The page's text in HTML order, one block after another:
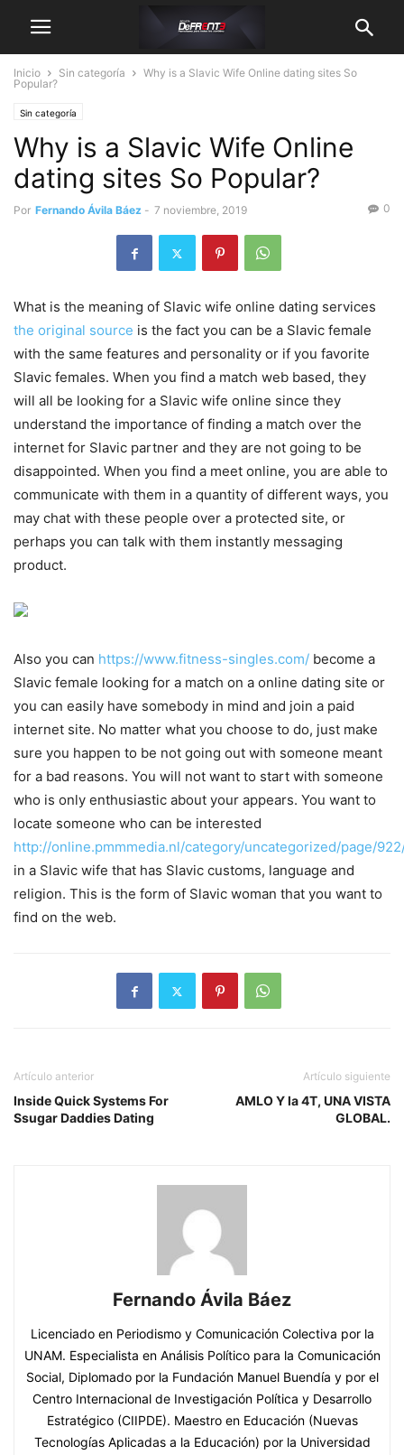
Inicio Sin categoría
Why is a Slavic Wife Online dating sites So
Popular?
Sin categoría
Why is a Slavic Wife Online
dating sites So Popular?
Por Fernando Ávila Báez - 7 noviembre, 2019 0
What is the meaning of Slavic wife online dating services
the original source is the fact you can be a Slavic female
with the same features and personality or if you favorite
Slavic females. When you find a match web based, they
will all be looking for a Slavic wife online since they
understand the importance of finding a match over the
internet for Slavic partner and they are not going to be
disappointed. When you find a meet online, you are able to
communicate with them in a quantity of different ways, you
may chat with these people over a protected site, or
perhaps you can talk with them instantly messaging
product.
Also you can https://www.fitness-singles.com/ become a
Slavic female looking for a match on a online dating site or
you can easily have somebody in mind and join a paid
internet site. No matter what you choose to do, just make
sure you happen to be not going out with someone meant
for a bad reasons. You will not want to start with someone
who is only enthusiastic about your appears. You want to
locate someone who can be interested
http://online.pmmmedia.nl/category/uncategorized/page/
in a Slavic wife that has Slavic customs, language and
religion. This is the form of Slavic woman that you want to
find on the web.
Artículo anterior
Inside Quick Systems For
Ssugar Daddies Dating
Artículo siguiente
AMLO Y la 4T, UNA VISTA
GLOBAL.
Fernando Ávila Báez
Licenciado en Periodismo y Comunicación Colectiva por la
UNAM. Especialista en Análisis Político para la Comunicación
Social, Diplomado por la Fundación Manuel Buendía y por el
Centro Internacional de Investigación Política y Desarrollo
Estratégico (CIIPDE). Maestro en Educación (Nuevas
Tecnologías Aplicadas a la Educación) por la Universidad